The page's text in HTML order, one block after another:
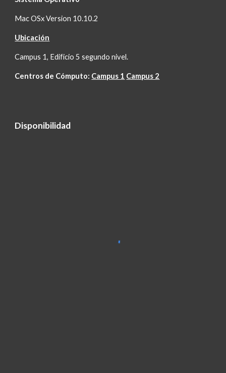
Mac OSx Version 10.10.2
Ubicación
Campus 1, Edificio 5 segundo nivel.
Centros de Cómputo: Campus 1 Campus 2
Disponibilidad